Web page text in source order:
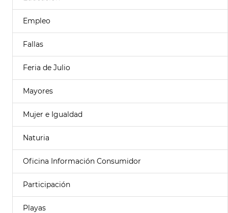
Empleo
Fallas
Feria de Julio
Mayores
Mujer e Igualdad
Naturia
Oficina Información Consumidor
Participación
Playas